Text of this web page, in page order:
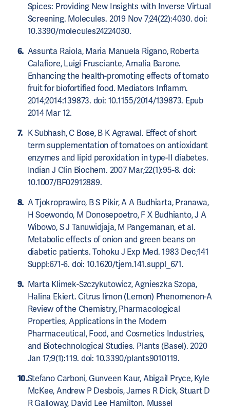
Spices: Providing New Insights with Inverse Virtual
Screening. Molecules. 2019 Nov 7;24(22):4030. doi:
10.3390/molecules24224030.
Assunta Raiola, Maria Manuela Rigano, Roberta
Calafiore, Luigi Frusciante, Amalia Barone.
Enhancing the health-promoting effects of tomato
fruit for biofortified food. Mediators Inflamm.
2014;2014:139873. doi: 10.1155/2014/139873. Epub
2014 Mar 12.
K Subhash, C Bose, B K Agrawal. Effect of short
term supplementation of tomatoes on antioxidant
enzymes and lipid peroxidation in type-II diabetes.
Indian J Clin Biochem. 2007 Mar;22(1):95-8. doi:
10.1007/BF02912889.
A Tjokroprawiro, B S Pikir, A A Budhiarta, Pranawa,
H Soewondo, M Donosepoetro, F X Budhianto, J A
Wibowo, S J Tanuwidjaja, M Pangemanan, et al.
Metabolic effects of onion and green beans on
diabetic patients. Tohoku J Exp Med. 1983 Dec;141
Suppl:671-6. doi: 10.1620/tjem.141.suppl_671.
Marta Klimek-Szczykutowicz, Agnieszka Szopa,
Halina Ekiert. Citrus limon (Lemon) Phenomenon-A
Review of the Chemistry, Pharmacological
Properties, Applications in the Modern
Pharmaceutical, Food, and Cosmetics Industries,
and Biotechnological Studies. Plants (Basel). 2020
Jan 17;9(1):119. doi: 10.3390/plants9010119.
Stefano Carboni, Gunveen Kaur, Abigail Pryce, Kyle
McKee, Andrew P Desbois, James R Dick, Stuart D
R Galloway, David Lee Hamilton. Mussel